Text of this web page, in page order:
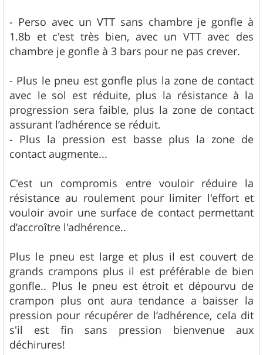
- Perso avec un VTT sans chambre je gonfle à
1.8b et c'est très bien, avec un VTT avec des
chambre je gonfle à 3 bars pour ne pas crever.
- Plus le pneu est gonfle plus la zone de contact
avec le sol est réduite, plus la résistance à la
progression sera faible, plus la zone de contact
assurant l’adhérence se réduit.
- Plus la pression est basse plus la zone de
contact augmente...
C'est un compromis entre vouloir réduire la
résistance au roulement pour limiter l'effort et
vouloir avoir une surface de contact permettant
d’accroître l'adhérence..
Plus le pneu est large et plus il est couvert de
grands crampons plus il est préférable de bien
gonfle.. Plus le pneu est étroit et dépourvu de
crampon plus ont aura tendance a baisser la
pression pour récupérer de l’adhérence, cela dit
s'il est fin sans pression bienvenue aux
déchirures!